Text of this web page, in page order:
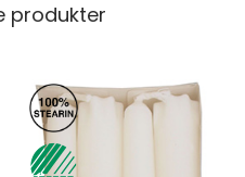
produkter